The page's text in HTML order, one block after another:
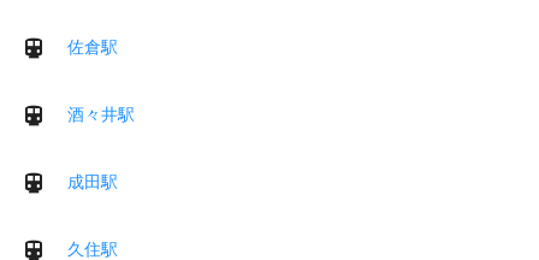
佐倉駅
酒々井駅
成田駅
久住駅